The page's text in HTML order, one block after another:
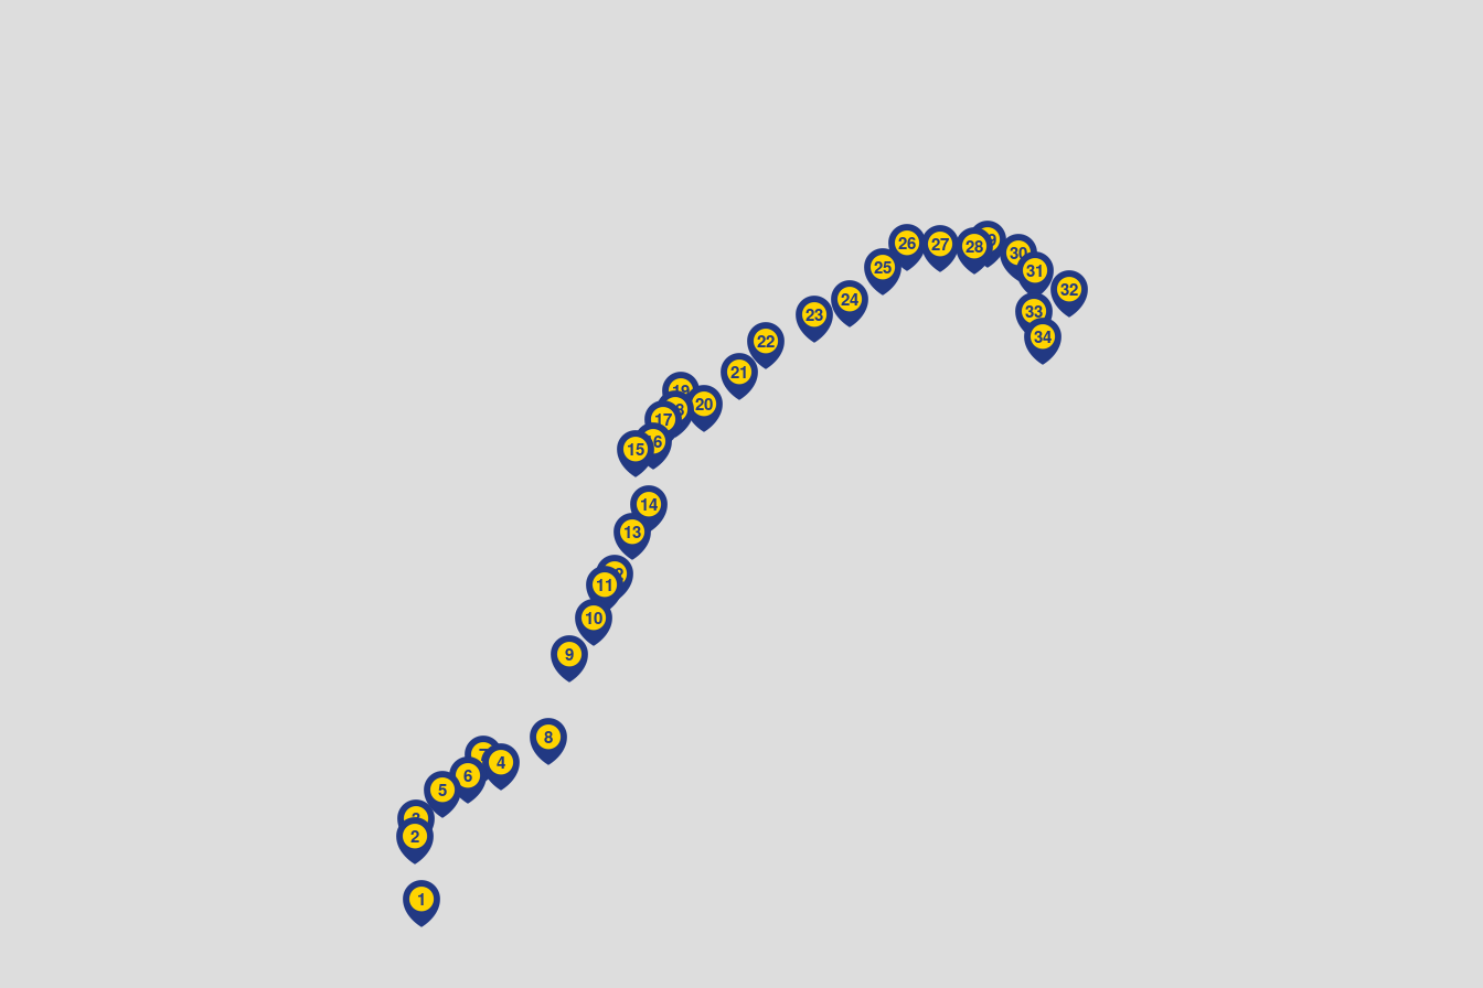
1
2
3
4
5
6
7
8
9
10
1112
13
14
1516
1718
19
20
21
22
23
24
25
26 27 2829
30
31
32
33
34